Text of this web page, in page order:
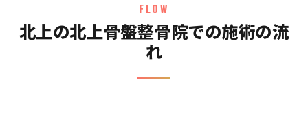
FLOW
北上の北上骨盤整骨院での施術の流
れ